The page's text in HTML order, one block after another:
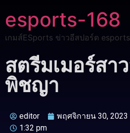
esports-168
เกมส์ESports ข่าวอีสปอร์ต
สตรีมเมอร์สา
พิชญา
editor
พฤศจิกายน 30, 2023
1:32 pm